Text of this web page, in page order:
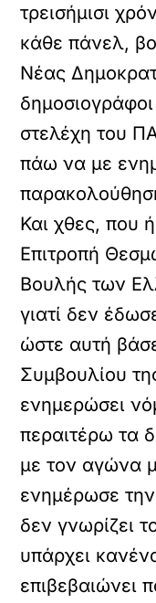
τρεισήμισι
κάθε πάνελ,
Νέας
στελέχη του
πάω να με
Και χθες, που
Επιτροπή
Βουλής των
γιατί δεν
ώστε αυτή
Συμβουλίου
ενημερώσει
περαιτέρω τα
με τον αγώνα
ενημέρωσε την
δεν γνωρίζει
υπάρχει
επιβεβαιώνει